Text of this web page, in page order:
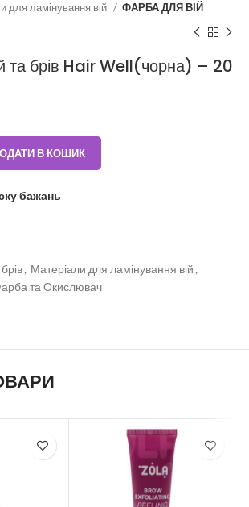
для ламінування вій ФАРБА ДЛЯ ВІЙ
та брів Hair Well(чорна) – 20
В КОШИК
бажань
, Матеріали для ламінування вій ,
та Окислювач